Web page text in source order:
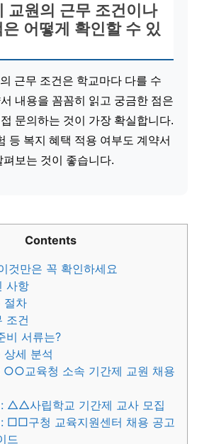
교원의 근무 조건이나
어떻게 확인할 수 있
근무 조건은 학교마다 다를 수
내용을 꼼꼼히 읽고 궁금한 점은
문의하는 것이 가장 확실합니다.
등 복지 혜택 적용 여부도 계약서
펴보는 것이 좋습니다.
Contents
것만은 꼭 확인하세요
사항
절차
조건
비 서류는?
세 분석
○○교육청 소속 기간제 교원 채용
△△사립학교 기간제 교사 모집
□□구청 교육지원센터 채용 공고
드